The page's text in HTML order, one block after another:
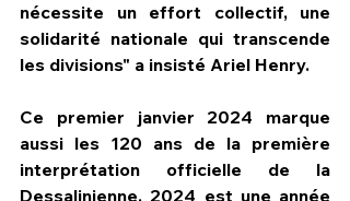
nécessite un effort collectif, une
solidarité nationale qui transcende
les divisions" a insisté Ariel Henry.
Ce premier janvier 2024 marque
aussi les 120 ans de la première
interprétation officielle de la
Dessalinienne. 2024 est une année